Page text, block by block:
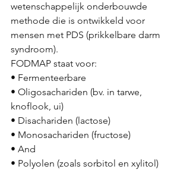
wetenschappelijk onderbouwde
methode die is ontwikkeld voor
mensen met PDS (prikkelbare darm
syndroom).
FODMAP staat voor:
• Fermenteerbare
• Oligosachariden (bv. in tarwe,
knoflook, ui)
• Disachariden (lactose)
• Monosachariden (fructose)
• And
• Polyolen (zoals sorbitol en xylitol)